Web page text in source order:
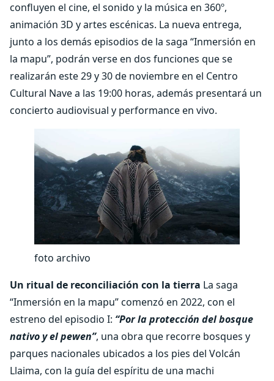
confluyen el cine, el sonido y la música en 360º,
animación 3D y artes escénicas. La nueva entrega,
junto a los demás episodios de la saga “Inmersión en
la mapu”, podrán verse en dos funciones que se
realizarán este 29 y 30 de noviembre en el Centro
Cultural Nave a las 19:00 horas, además presentará un
concierto audiovisual y performance en vivo.
foto archivo
Un ritual de reconciliación con la tierra La saga
“Inmersión en la mapu” comenzó en 2022, con el
estreno del episodio I: “Por la protección del bosque
nativo y el pewen”, una obra que recorre bosques y
parques nacionales ubicados a los pies del Volcán
Llaima, con la guía del espíritu de una machi